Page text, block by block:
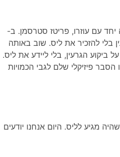
עם עוזרו, פריטז סטרסמן. ב-
בלי להזכיר את ליס. שוב באותה
הגרעין, בלי ליידע את ליס.
שהיה מגיע לליס. היום אנחנו יודעים